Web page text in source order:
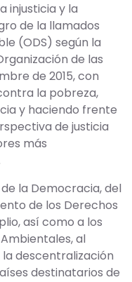
injusticia y la
de la llamados
(ODS) según la
de las
de 2015, con
la pobreza,
y haciendo frente
de justicia
más
la Democracia, del
de los Derechos
así como a los
al
descentralización
destinatarios de